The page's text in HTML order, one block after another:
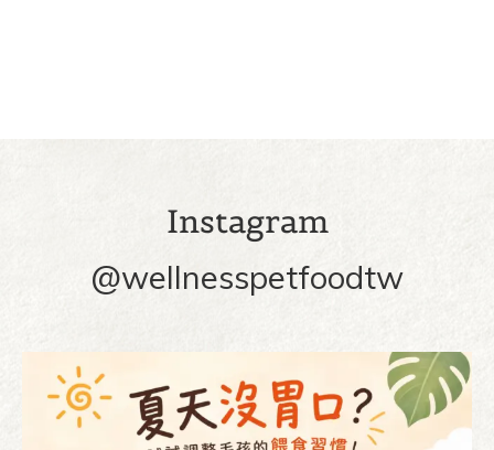
Instagram
@wellnesspetfoodtw